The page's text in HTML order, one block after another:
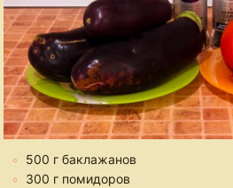
500 г баклажанов
300 г помидоров